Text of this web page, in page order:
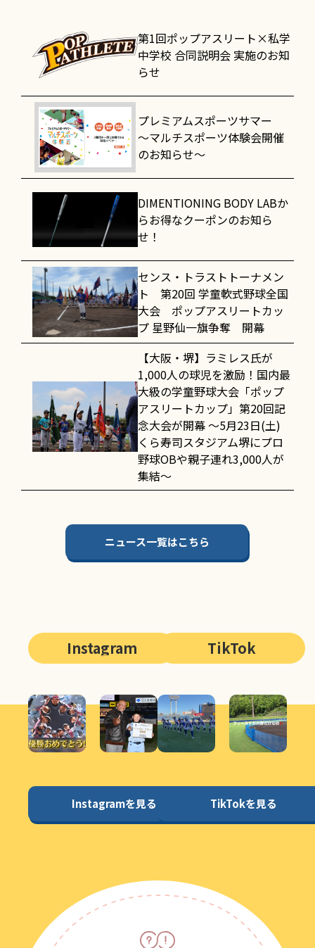
第1回ポップアスリート×私学
中学校 合同説明会 実施のお知
らせ
プレミアムスポーツサマー
～マルチスポーツ体験会開催
のお知らせ～
DIMENTIONING BODY LABか
らお得なクーポンのお知ら
せ！
センス・トラストトーナメン
ト 第20回 学童軟式野球全国
大会 ポップアスリートカッ
プ 星野仙一旗争奪 開幕
【大阪・堺】ラミレス氏が
1,000人の球児を激励！国内最
大級の学童野球大会「ポップ
アスリートカップ」第20回記
念大会が開幕 〜5月23日(土)
くら寿司スタジアム堺にプロ
野球OBや親子連れ3,000人が
集結〜
ニュース一覧はこちら
Instagram
Instagramを見る
TikTok
TikTokを見る